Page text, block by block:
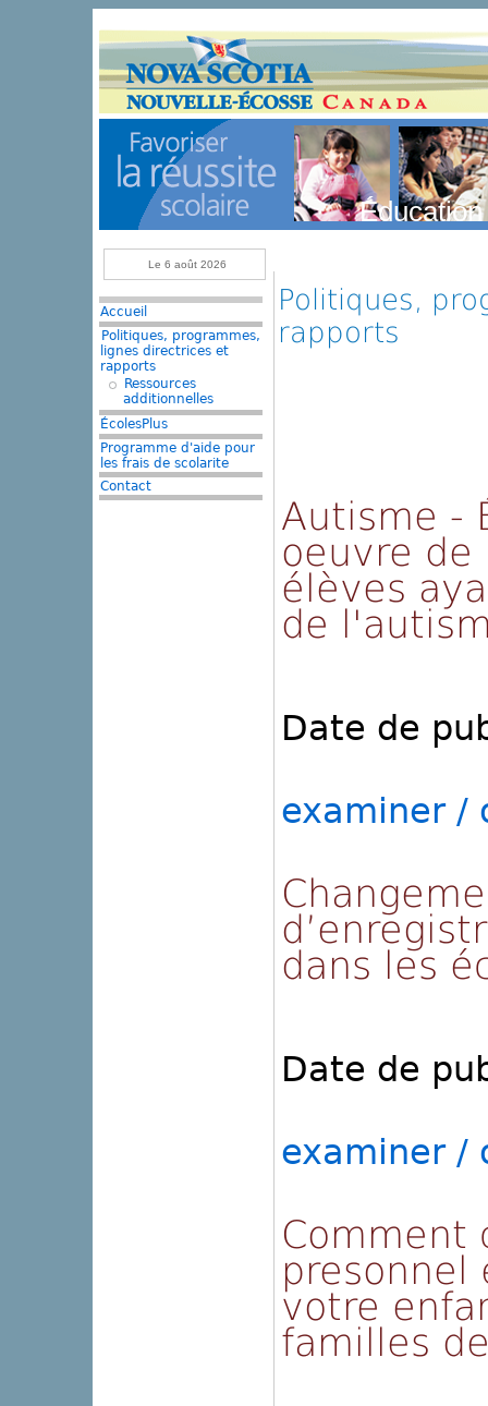
Politiques,
rapports
Autisme -
oeuvre de
élèves
de
Date de
examiner /
dans les
Date de
examiner /
Comment
presonnel
votre
familles
Le 6 août 2026
Accueil
Politiques, programmes,
lignes directrices et
rapports
Ressources
additionnelles
ÉcolesPlus
Programme d'aide pour
les frais de scolarite
Contact